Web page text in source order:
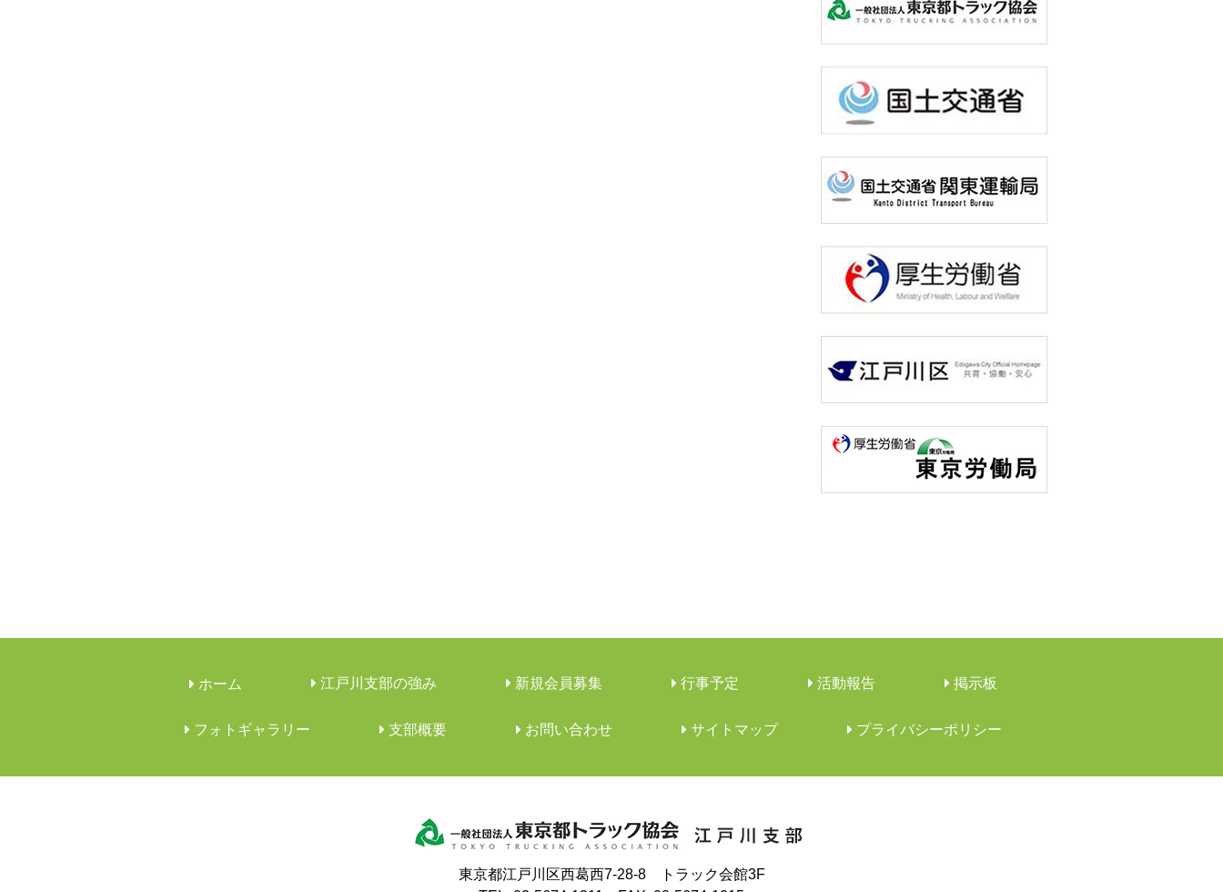
ホーム 江戸川支部の強み 新規会員募集 行事予定 活動報告 ︎掲示板
フォトギャラリー ︎支部概要 ︎お問い合わせ サイトマップ ︎プライバシーポリシー
東京都江戸川区西葛西7-28-8 トラック会館3F